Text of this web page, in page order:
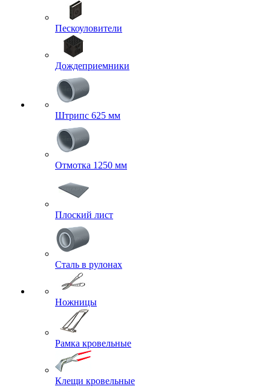
Пескоуловители
Дождеприемники
Штрипс 625 мм
Отмотка 1250 мм
Плоский лист
Сталь в рулонах
Ножницы
Рамка кровельные
Клещи кровельные